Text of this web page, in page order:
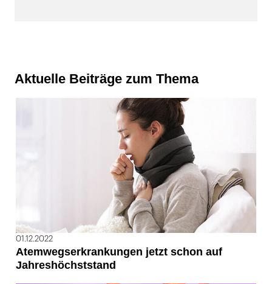
Aktuelle Beiträge zum Thema
01.12.2022
Atemwegserkrankungen jetzt schon auf
Jahreshöchststand